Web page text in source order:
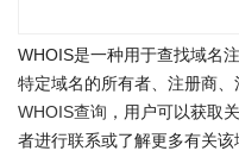
WHOIS是一种用于查找域名
特定域名的所有者、注册商
WHOIS查询 ，用户可以获取
者进行联系或了解更多有关